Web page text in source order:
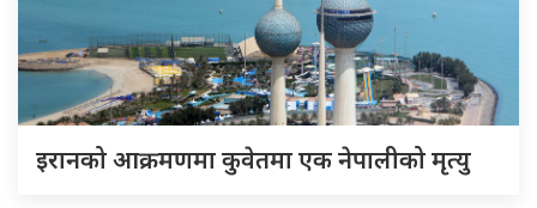
इरानको आक्रमणमा कुवेतमा एक नेपालीको मृत्यु